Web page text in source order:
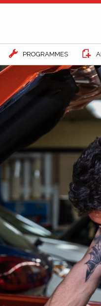
PROGRAMMES